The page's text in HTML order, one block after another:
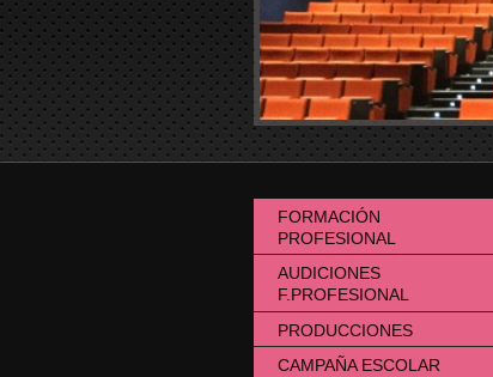
FORMACIÓN
PROFESIONAL
AUDICIONES
F.PROFESIONAL
PRODUCCIONES
CAMPAÑA ESCOLAR